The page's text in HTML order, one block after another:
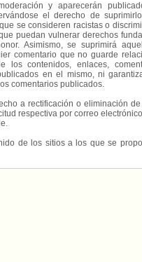
y aparecerán
el derecho de
se consideren racistas o
puedan vulnerar derechos
Asimismo, se suprimirá
comentario que no guarde
contenidos, enlaces,
en el mismo, ni
comentarios publicados.
a rectificación o eliminación
respectiva por correo
de los sitios a los que se